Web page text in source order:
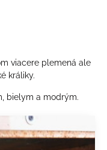
viacere plemená ale
králiky.
bielym a modrým.